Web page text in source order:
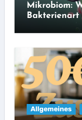
Mikrobiom:
Allgemeines